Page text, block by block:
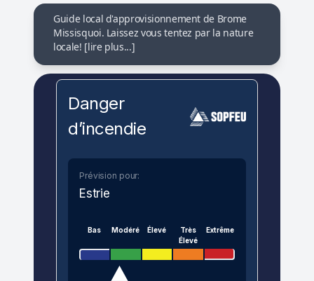
Guide local d'approvisionnement de Brome
Missisquoi. Laissez vous tentez par la nature
locale! [lire plus...]
Danger
d’incendie
Prévision pour:
Estrie
Bas Modéré Élevé
Très
Élevé
Extrême